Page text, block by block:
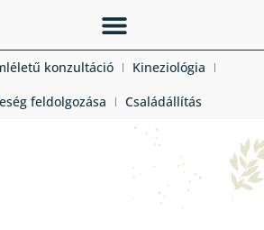
konzultáció
Kineziológia
feldolgozása
Családállítás